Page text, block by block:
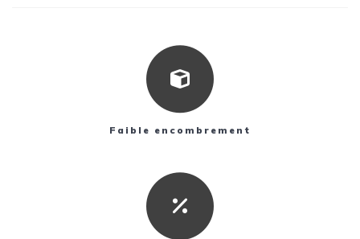
Faible encombrement